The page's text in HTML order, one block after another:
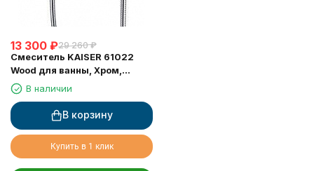
13 300 ₽29 260 ₽
Смеситель KAISER 61022
Wood для ванны, Хром,
латунь, дерево (лейка SH-
150)
В наличии
В корзину
Купить в 1 клик